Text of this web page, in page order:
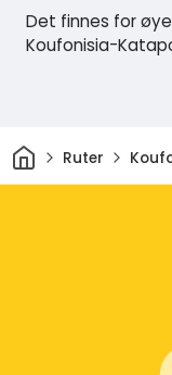
Det finnes for
Koufonisia-
HjemRuter